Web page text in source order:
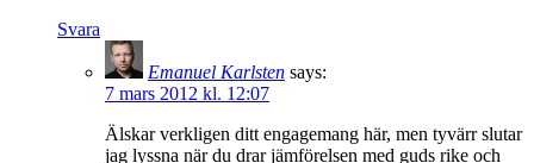
Svara
Emanuel Karlsten says:
7 mars 2012 kl. 12:07
Älskar verkligen ditt engagemang här, men tyvärr slutar
jag lyssna när du drar jämförelsen med guds rike och